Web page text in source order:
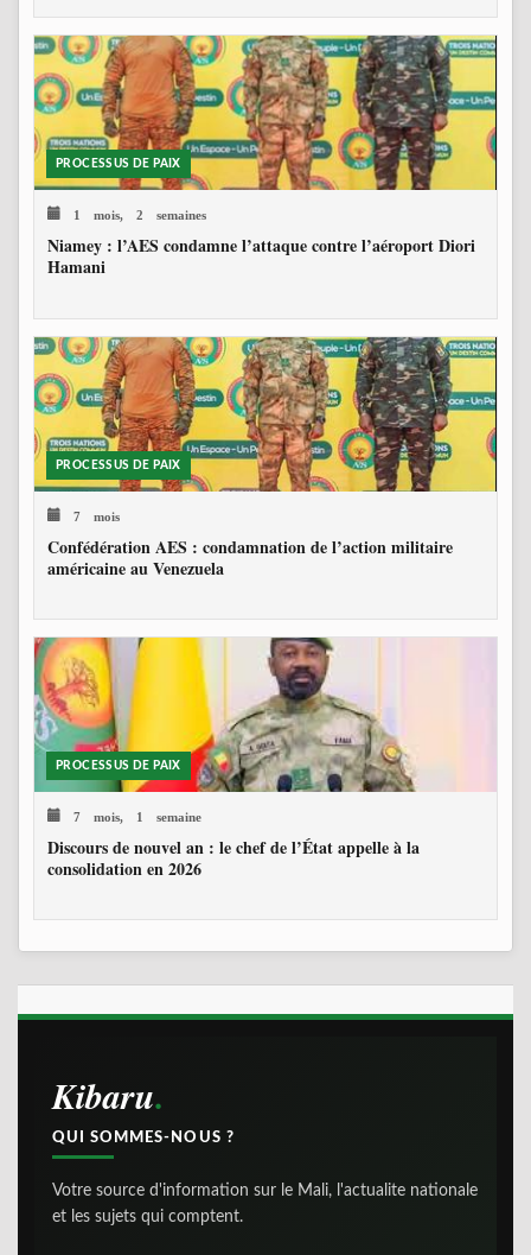
PROCESSUS DE PAIX
1 mois, 2 semaines
Niamey : l’AES condamne l’attaque contre l’aéroport Diori
Hamani
PROCESSUS DE PAIX
7 mois
Confédération AES : condamnation de l’action militaire
américaine au Venezuela
PROCESSUS DE PAIX
7 mois, 1 semaine
Discours de nouvel an : le chef de l’État appelle à la
consolidation en 2026
Kibaru
QUI SOMMES-NOUS ?
Votre source d'information sur le Mali, l'actualite nationale
et les sujets qui comptent.